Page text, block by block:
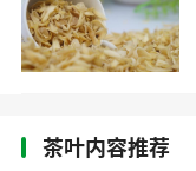
茶叶内容推荐